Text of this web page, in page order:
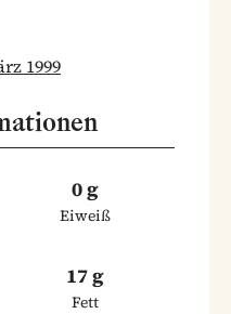
1999
0 g
Eiweiß
17 g
Fett